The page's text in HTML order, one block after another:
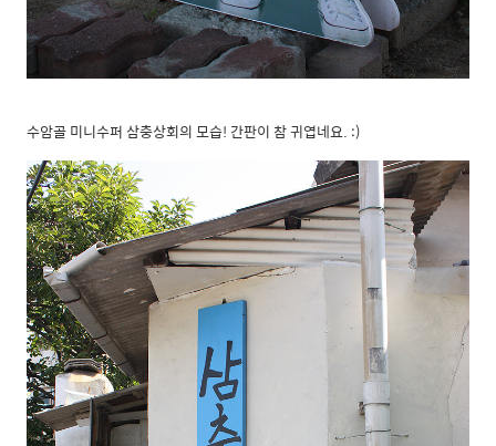
수암골 미니수퍼 삼충상회의 모습! 간판이 참 귀엽네요. :)